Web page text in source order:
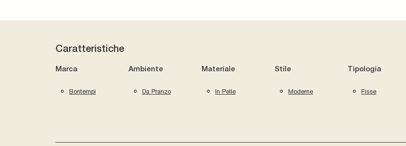
Caratteristiche
Marca
Bontempi
Ambiente
Da Pranzo
Materiale
In Pelle
Stile
Moderne
Tipologia
Fisse